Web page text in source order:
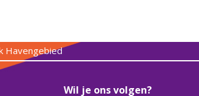
Havengebied
Wil je ons volgen?